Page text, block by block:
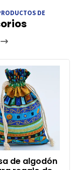
DE
de algodón